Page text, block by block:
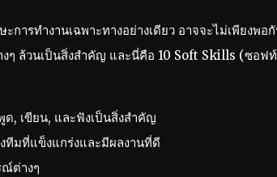
ารทำงานเฉพาะทางอย่างเดียว อาจจะไม่เพียงพอ
งๆ ล้วนเป็นสิ่งสำคัญ และนี่คือ 10 Soft Skills (ซอฟ
ด, เขียน, และฟังเป็นสิ่งสำคัญ
ทีมที่แข็งแกร่งและมีผลงานที่ดี
ณ์ต่างๆ